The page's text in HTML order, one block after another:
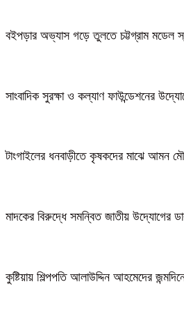
বইপড়ার অভ্যাস গড়ে তুলতে চট্টগ্রাম মডেল
সাংবাদিক সুরক্ষা ও কল্যাণ ফাউন্ডেশনের
টাংগাইলের ধনবাড়ীতে কৃষকদের মাঝে আমন
মাদকের বিরুদ্ধে সমন্বিত জাতীয় উদ্যোগের
কুষ্টিয়ায় শিল্পপতি আলাউদ্দিন আহমেদের